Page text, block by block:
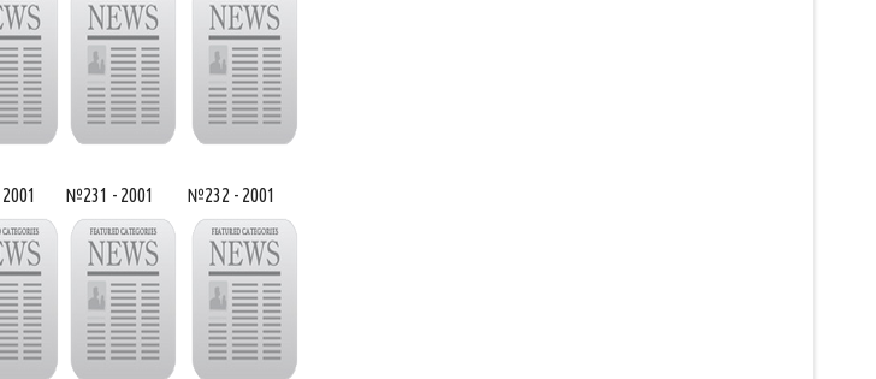
№231 - 2001 №232 - 2001